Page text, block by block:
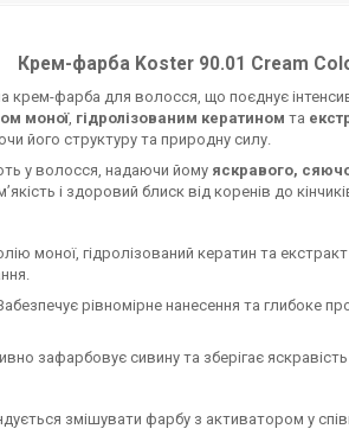
Крем-фарба Koster 90.01 Cream
крем-фарба для волосся, що поєднує
моної, гідролізованим кератином та
його структуру та природну силу.
у волосся, надаючи йому яскравого,
і здоровий блиск від коренів до
моної, гідролізований кератин та
рівномірне нанесення та глибоке
зафарбовує сивину та зберігає
змішувати фарбу з активатором у